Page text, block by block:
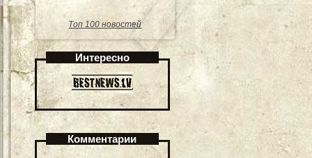
Топ 100 новостей
Интересно
Комментарии